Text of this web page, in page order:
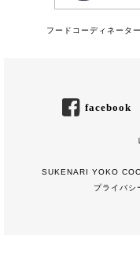
フードコーディネータ
facebook
SUKENARI YOKO
プライバシ